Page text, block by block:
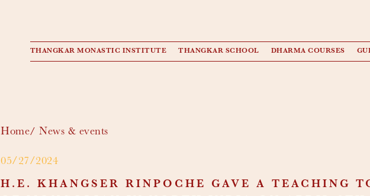
THANGKAR MONASTIC INSTITUTE THANGKAR SCHOOL DHARMA COURSES
Home News & events
05/27/2024
H.E. KHANGSER RINPOCHE GAVE A TEACHING